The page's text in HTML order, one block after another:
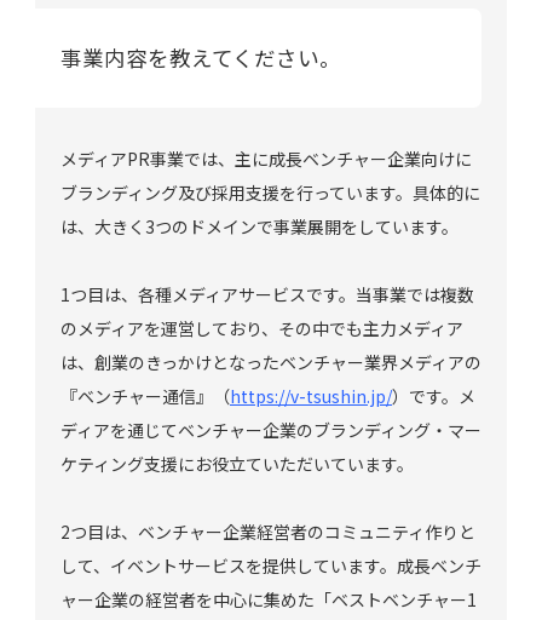
事業内容を教えてください。
メディアPR事業では、主に成長ベンチャー企業向けに
ブランディング及び採用支援を行っています。具体的に
は、大きく3つのドメインで事業展開をしています。
1つ目は、各種メディアサービスです。当事業では複数
のメディアを運営しており、その中でも主力メディア
は、創業のきっかけとなったベンチャー業界メディアの
『ベンチャー通信』（https://v-tsushin.jp/）です。メ
ディアを通じてベンチャー企業のブランディング・マー
ケティング支援にお役立ていただいています。
2つ目は、ベンチャー企業経営者のコミュニティ作りと
して、イベントサービスを提供しています。成長ベンチ
ャー企業の経営者を中心に集めた「ベストベンチャー1